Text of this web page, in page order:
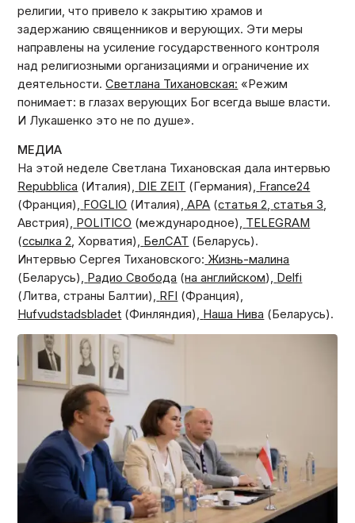
религии, что привело к закрытию храмов и
задержанию священников и верующих. Эти меры
направлены на усиление государственного контроля
над религиозными организациями и ограничение их
деятельности.Светлана Тихановская: «Режим
понимает: в глазах верующих Бог всегда выше власти.
И Лукашенко это не по душе».
МЕДИА
На этой неделе Светлана Тихановская дала интервью
Repubblica (Италия), DIE ZEIT (Германия), France24
(Франция), FOGLIO (Италия), APA (статья 2, статья 3,
Австрия), POLITICO (международное), TELEGRAM
(ссылка 2, Хорватия), БелСАТ (Беларусь).
Интервью Сергея Тихановского: Жизнь-малина
(Беларусь), Радио Свобода (на английском), Delfi
(Литва, страны Балтии), RFI (Франция),
Hufvudstadsbladet (Финляндия), Наша Нива (Беларусь).